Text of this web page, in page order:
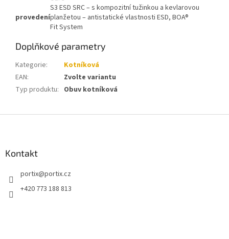
provedení
S3 ESD SRC – s kompozitní tužinkou a kevlarovou
planžetou – antistatické vlastnosti ESD, BOA®
Fit System
Doplňkové parametry
Kategorie:
Kotníková
EAN:
Zvolte variantu
Typ produktu: Obuv kotníková
Kontakt
portix@portix.cz
+420 773 188 813